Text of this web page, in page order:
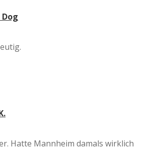
Hatte Mannheim damals wirklich